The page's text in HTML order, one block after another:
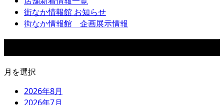
街なか情報館 お知らせ
街なか情報館 企画展示情報
月を選択
2026年8月
2026年7月